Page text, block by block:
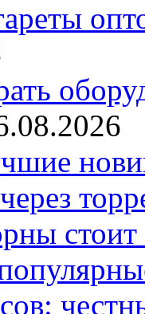
стоит